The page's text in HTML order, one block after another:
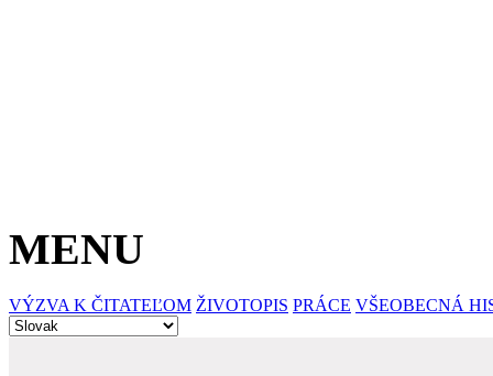
MENU
VÝZVA K ČITATEĽOM ŽIVOTOPIS PRÁCE VŠEOBECNÁ